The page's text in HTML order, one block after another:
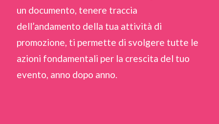
un documento, tenere traccia
dell’andamento della tua attività di
promozione, ti permette di svolgere tutte le
azioni fondamentali per la crescita del tuo
evento, anno dopo anno.